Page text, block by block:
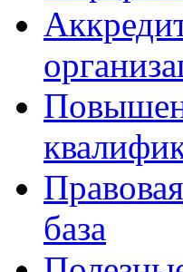
Правовая
база